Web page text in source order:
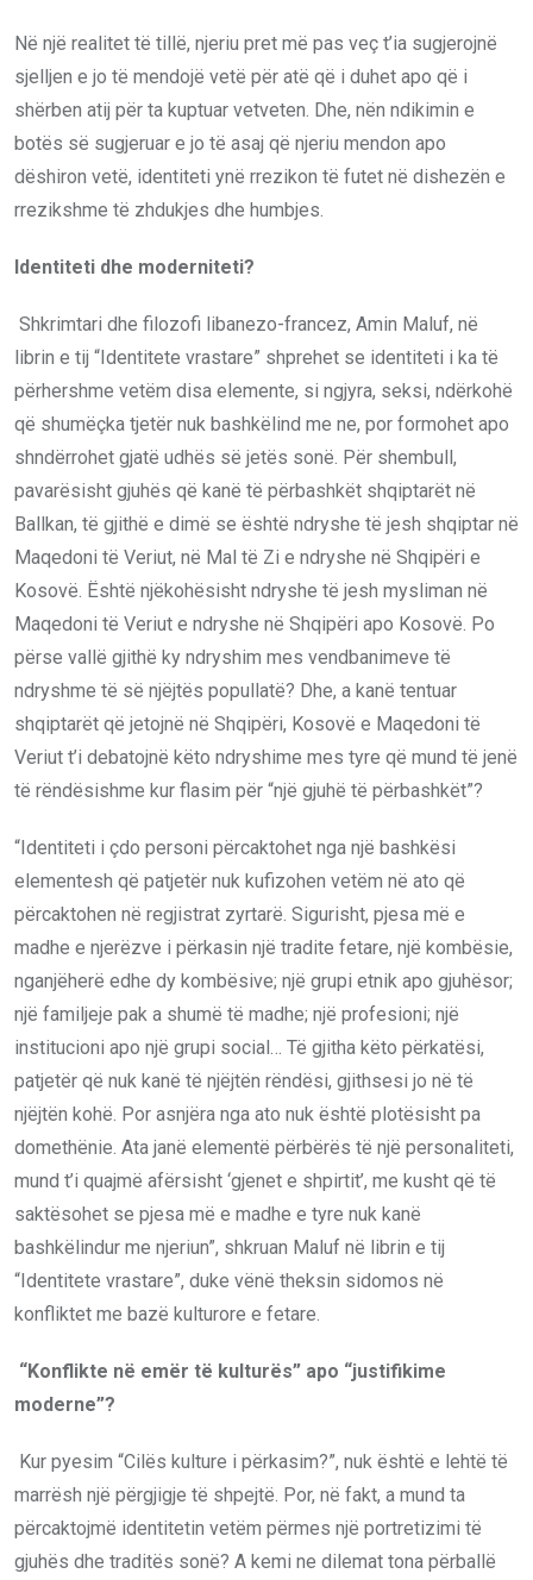
Në një realitet të tillë, njeriu pret më pas veç t’ia sugjerojnë
sjelljen e jo të mendojë vetë për atë që i duhet apo që i
shërben atij për ta kuptuar vetveten. Dhe, nën ndikimin e
botës së sugjeruar e jo të asaj që njeriu mendon apo
dëshiron vetë, identiteti ynë rrezikon të futet në dishezën e
rrezikshme të zhdukjes dhe humbjes.
Identiteti dhe moderniteti?
Shkrimtari dhe filozofi libanezo-francez, Amin Maluf, në
librin e tij “Identitete vrastare” shprehet se identiteti i ka të
përhershme vetëm disa elemente, si ngjyra, seksi, ndërkohë
që shumëçka tjetër nuk bashkëlind me ne, por formohet apo
shndërrohet gjatë udhës së jetës sonë. Për shembull,
pavarësisht gjuhës që kanë të përbashkët shqiptarët në
Ballkan, të gjithë e dimë se është ndryshe të jesh shqiptar në
Maqedoni të Veriut, në Mal të Zi e ndryshe në Shqipëri e
Kosovë. Është njëkohësisht ndryshe të jesh mysliman në
Maqedoni të Veriut e ndryshe në Shqipëri apo Kosovë. Po
përse vallë gjithë ky ndryshim mes vendbanimeve të
ndryshme të së njëjtës popullatë? Dhe, a kanë tentuar
shqiptarët që jetojnë në Shqipëri, Kosovë e Maqedoni të
Veriut t’i debatojnë këto ndryshime mes tyre që mund të jenë
të rëndësishme kur flasim për “një gjuhë të përbashkët”?
“Identiteti i çdo personi përcaktohet nga një bashkësi
elementesh që patjetër nuk kufizohen vetëm në ato që
përcaktohen në regjistrat zyrtarë. Sigurisht, pjesa më e
madhe e njerëzve i përkasin një tradite fetare, një kombësie,
nganjëherë edhe dy kombësive; një grupi etnik apo gjuhësor;
një familjeje pak a shumë të madhe; një profesioni; një
institucioni apo një grupi social… Të gjitha këto përkatësi,
patjetër që nuk kanë të njëjtën rëndësi, gjithsesi jo në të
njëjtën kohë. Por asnjëra nga ato nuk është plotësisht pa
domethënie. Ata janë elementë përbërës të një personaliteti,
mund t’i quajmë afërsisht ‘gjenet e shpirtit’, me kusht që të
saktësohet se pjesa më e madhe e tyre nuk kanë
bashkëlindur me njeriun”, shkruan Maluf në librin e tij
“Identitete vrastare”, duke vënë theksin sidomos në
konfliktet me bazë kulturore e fetare.
“Konflikte në emër të kulturës” apo “justifikime
moderne”?
Kur pyesim “Cilës kulture i përkasim?”, nuk është e lehtë të
marrësh një përgjigje të shpejtë. Por, në fakt, a mund ta
përcaktojmë identitetin vetëm përmes një portretizimi të
gjuhës dhe traditës sonë? A kemi ne dilemat tona përballë